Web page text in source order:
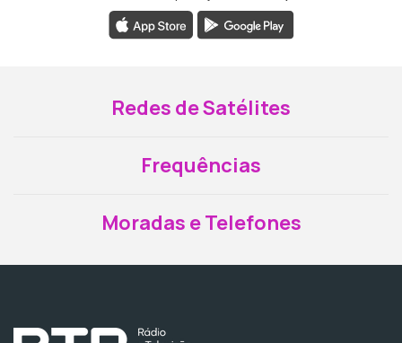
Redes de Satélites
Frequências
Moradas e Telefones